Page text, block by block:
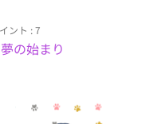
ント : 7
の始まり